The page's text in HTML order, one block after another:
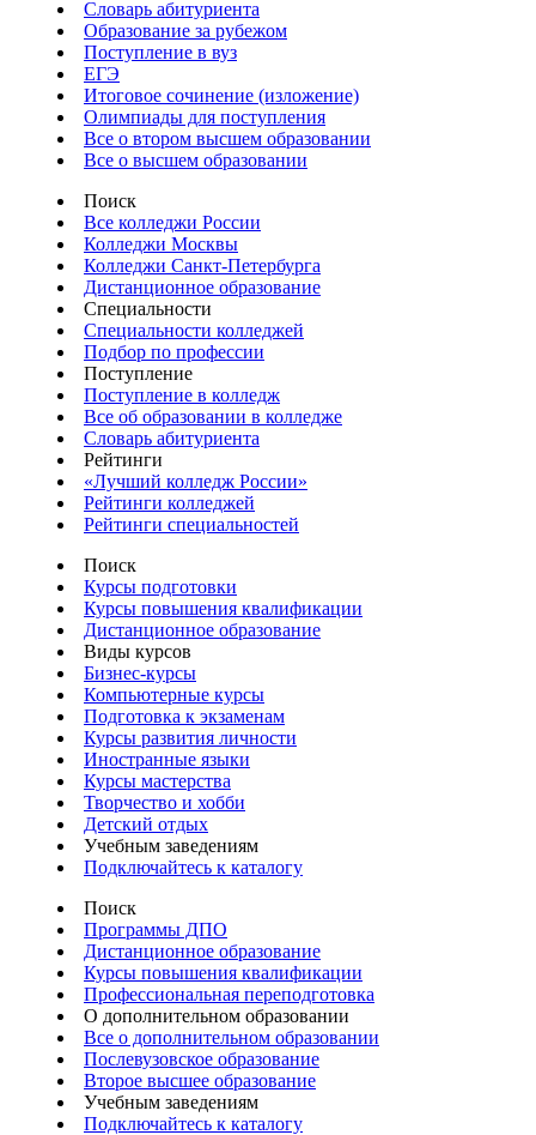
Словарь абитуриента
Образование за рубежом
Поступление в вуз
ЕГЭ
Итоговое сочинение (изложение)
Олимпиады для поступления
Все о втором высшем образовании
Все о высшем образовании
Поиск
Все колледжи России
Колледжи Москвы
Колледжи Санкт-Петербурга
Дистанционное образование
Специальности
Специальности колледжей
Подбор по профессии
Поступление
Поступление в колледж
Все об образовании в колледже
Словарь абитуриента
Рейтинги
«Лучший колледж России»
Рейтинги колледжей
Рейтинги специальностей
Поиск
Курсы подготовки
Курсы повышения квалификации
Дистанционное образование
Виды курсов
Бизнес-курсы
Компьютерные курсы
Подготовка к экзаменам
Курсы развития личности
Иностранные языки
Курсы мастерства
Творчество и хобби
Детский отдых
Учебным заведениям
Подключайтесь к каталогу
Поиск
Программы ДПО
Дистанционное образование
Курсы повышения квалификации
Профессиональная переподготовка
О дополнительном образовании
Все о дополнительном образовании
Послевузовское образование
Второе высшее образование
Учебным заведениям
Подключайтесь к каталогу